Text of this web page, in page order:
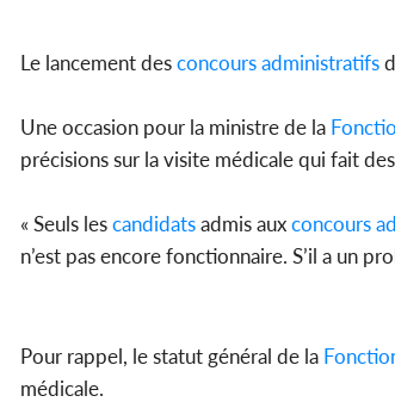
Le lancement desconcoursadministratifs
Une occasion pour la ministre de la
précisions sur la visite médicale qui fait
« Seuls lescandidatsadmis auxconcours
n’est pas encore fonctionnaire. S’il a un
Pour rappel, le statut général de la
médicale.